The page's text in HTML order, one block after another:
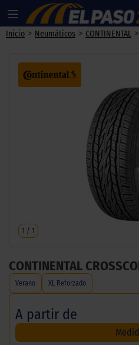
Inicio > Neumáticos > CONTINENTAL >
1 / 1
CONTINENTAL
Verano XL Reforzado
A partir de